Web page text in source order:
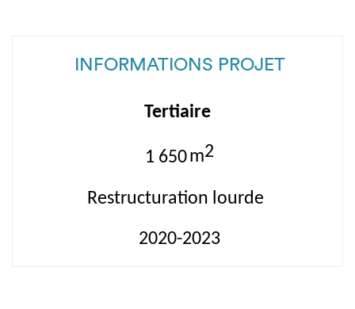
INFORMATIONS PROJET
Tertiaire
1 650m2
Restructuration lourde
2020-2023